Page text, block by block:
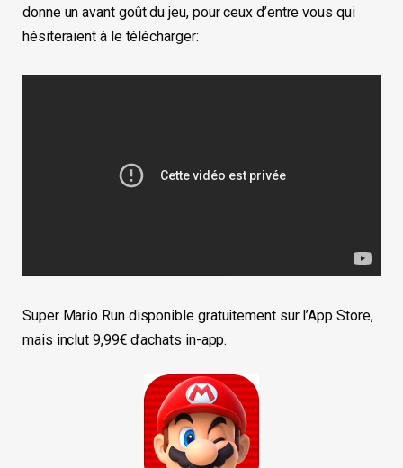
donne un avant goût du jeu, pour ceux d’entre vous qui
hésiteraient à le télécharger:
Super Mario Run disponible gratuitement sur l’App Store,
mais inclut 9,99€ d’achats in-app.